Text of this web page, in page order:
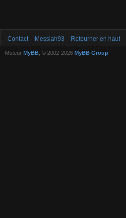
Contact Messiah93 Retourner en haut
Moteur MyBB , © 2002-2026 MyBB Group